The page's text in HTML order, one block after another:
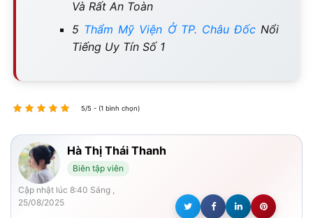
Và Rất An Toàn
5 Thẩm Mỹ Viện Ở TP. Châu ĐốcNổi
Tiếng Uy Tín Số 1
5/5 - (1 bình chọn)
Hà Thị Thái Thanh
Biên tập viên
Cập nhật lúc 8:40 Sáng ,
25/08/2025